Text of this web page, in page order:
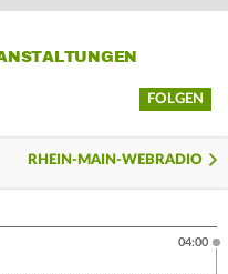
FOLGEN
RHEIN-MAIN-WEBRADIO
04:00